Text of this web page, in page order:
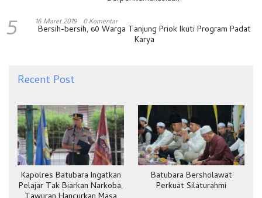
5 16 Maret 2019 0 Komentar
Bersih-bersih, 60 Warga Tanjung Priok Ikuti Program Padat
Karya
Recent Post
Kapolres Batubara Ingatkan
Pelajar Tak Biarkan Narkoba,
Batubara Bersholawat
Perkuat Silaturahmi